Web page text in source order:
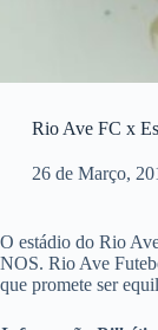
Rio Ave FC x
26 de Março,
O estádio do Rio
NOS. Rio Ave
que promete ser